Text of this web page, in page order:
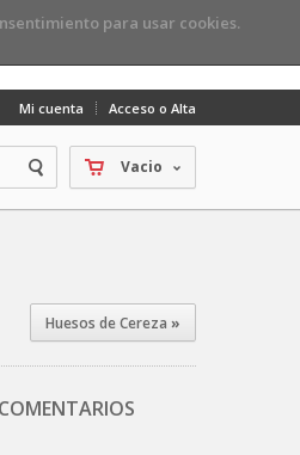
para usar cookies.
Mi cuenta Acceso o Alta
Vacio
Huesos de Cereza »